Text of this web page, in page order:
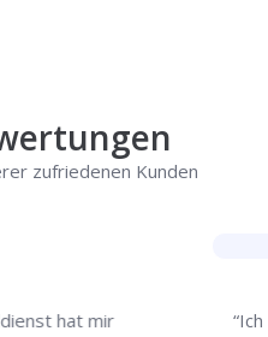
zufriedenen Kunden
hat mir